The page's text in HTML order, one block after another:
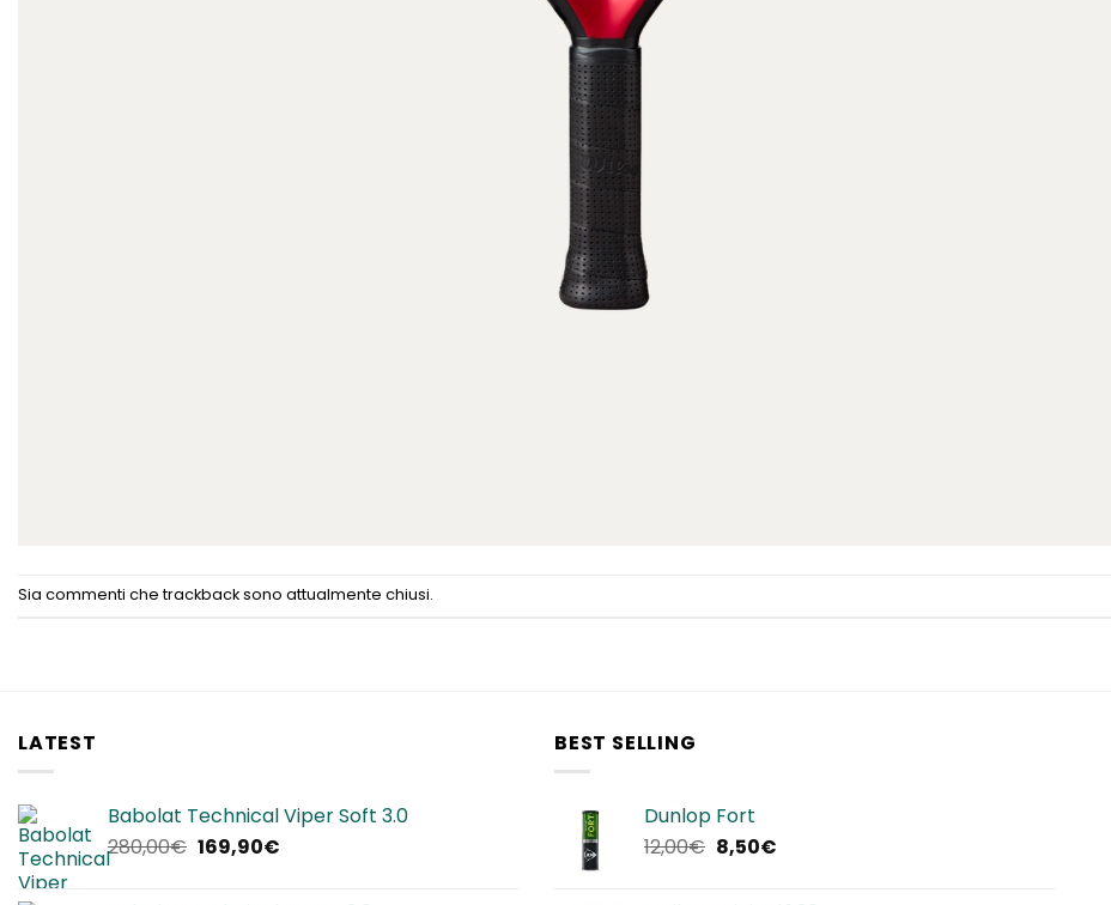
Sia commenti che trackback sono attualmente chiusi.
LATEST
Babolat Technical Viper Soft 3.0
280,00€ Il
169,90€Il
BEST SELLING
Dunlop Fort
12,00€ Il
8,50€Il